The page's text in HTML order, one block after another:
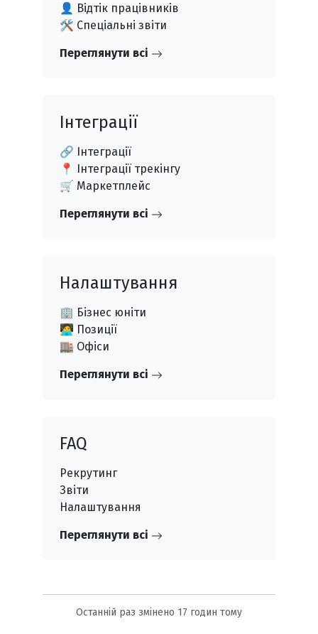
👤 Відтік працівників
🛠️ Спеціальні звіти
Переглянути всі
Інтеграції
🔗 Інтеграції
📍 Інтеграції трекінгу
🛒 Маркетплейс
Переглянути всі
Налаштування
🏢 Бізнес юніти
🧑‍💻 Позиції
🏬 Офіси
Переглянути всі
FAQ
Рекрутинг
Звіти
Налаштування
Переглянути всі
Останній раз змінено 17 годин тому